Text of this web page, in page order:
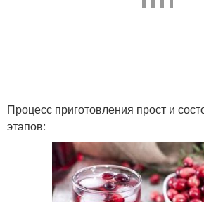
Процесс приготовления прост и
этапов: